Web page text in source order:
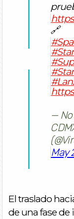
🔗
—
May
El traslado
de una fase